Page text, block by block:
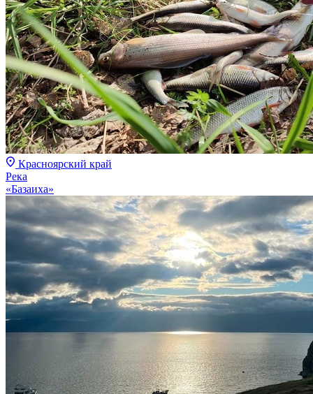
Красноярский край
Река
«Базаиха»